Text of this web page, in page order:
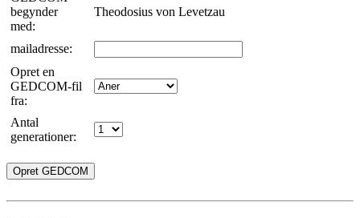
begynder
med:
Theodosius von Levetzau
mailadresse:
Opret en
GEDCOM-fil
fra:
Antal
generationer: